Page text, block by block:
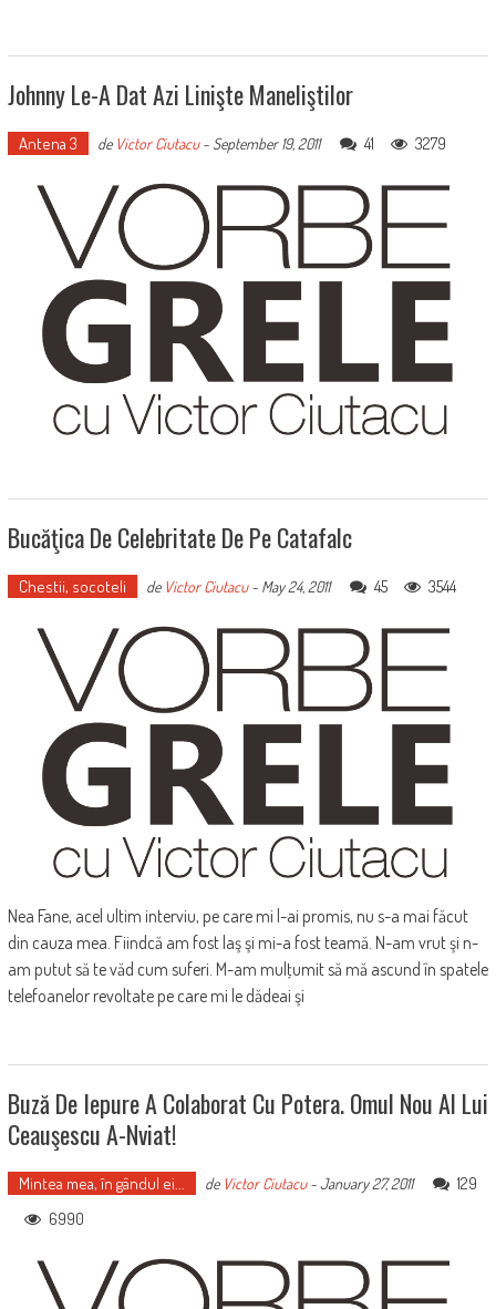
Johnny Le-A Dat Azi Linişte Maneliştilor
Antena 3 de Victor Ciutacu- September 19, 2011 41 3279
Bucăţica De Celebritate De Pe Catafalc
Chestii, socoteli de Victor Ciutacu- May 24, 2011 45 3544
Nea Fane, acel ultim interviu, pe care mi l-ai promis, nu s-a mai făcut
din cauza mea. Fiindcă am fost laş şi mi-a fost teamă. N-am vrut şi n-
am putut să te văd cum suferi. M-am mulţumit să mă ascund în spatele
telefoanelor revoltate pe care mi le dădeai şi
Buză De Iepure A Colaborat Cu Potera. Omul Nou Al Lui
Ceauşescu A-Nviat!
Mintea mea, în gândul ei... de Victor Ciutacu-January 27, 2011
129
6990